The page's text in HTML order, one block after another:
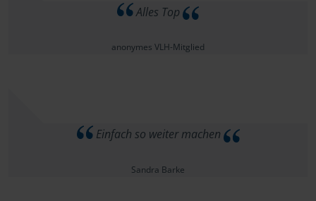
Alles Top
anonymes VLH-Mitglied
Einfach so weiter machen
Sandra Barke